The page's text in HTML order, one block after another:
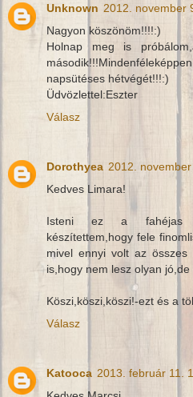
Unknown 2012. november
Nagyon köszönöm!!!!:)
Holnap meg is
napsütéses hétvégét!!!:)
Üdvözlettel:Eszter
Válasz
Dorothyea 2012.
Kedves Limara!
Isteni ez a fahéjas
készítettem,hogy fele
mivel ennyi volt az összes
is,hogy nem lesz olyan
Köszi,köszi,köszi!-ezt és a
Válasz
Katooca 2013. február 11.